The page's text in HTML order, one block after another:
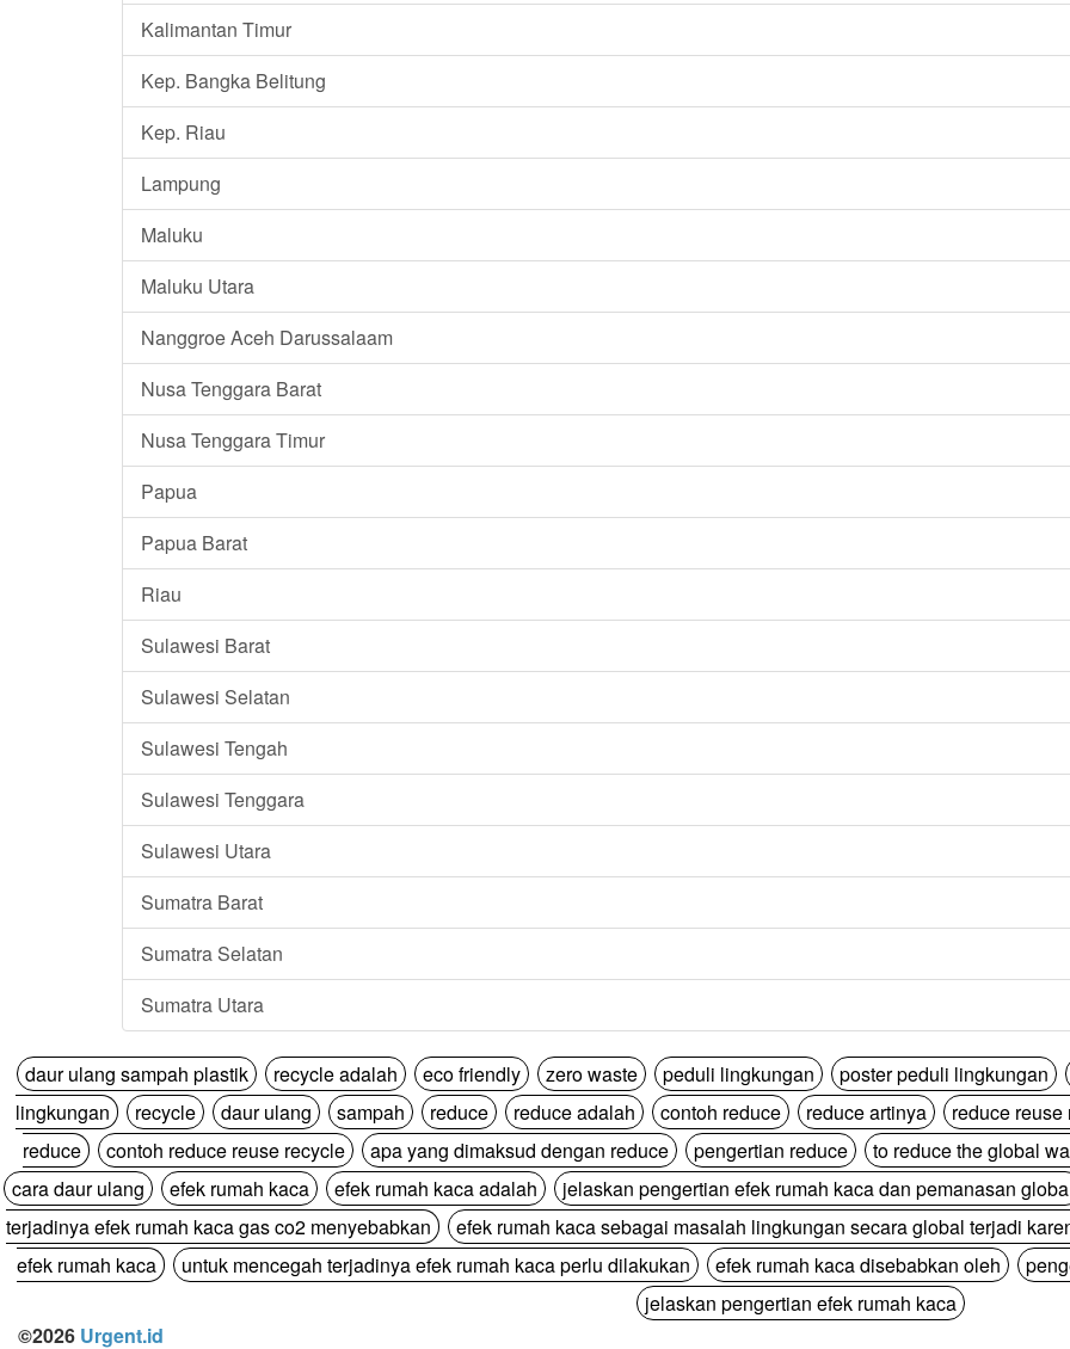
Kalimantan Timur
Kep. Bangka Belitung
Kep. Riau
Lampung
Maluku
Maluku Utara
Nanggroe Aceh Darussalaam
Nusa Tenggara Barat
Nusa Tenggara Timur
Papua
Papua Barat
Riau
Sulawesi Barat
Sulawesi Selatan
Sulawesi Tengah
Sulawesi Tenggara
Sulawesi Utara
Sumatra Barat
Sumatra Selatan
Sumatra Utara
daur ulang sampah plastik recycle adalah eco friendly zero waste peduli lingkungan
poster peduli lingkungan
lingkungan
recycle daur ulang sampah reduce reduce adalah contoh reduce reduce artinya
reduce
reduce
contoh reduce reuse recycle apa yang dimaksud dengan reduce pengertian reduce
to reduce the global
cara daur ulang
efek rumah kaca efek rumah kaca adalah
jelaskan pengertian efek rumah kaca dan pemanasan
terjadinya efek rumah kaca gas co2 menyebabkan
efek rumah kaca sebagai masalah lingkungan secara global terjadi
efek rumah kaca
untuk mencegah terjadinya efek rumah kaca perlu dilakukan efek rumah kaca disebabkan oleh
jelaskan pengertian efek rumah kaca
©2026 Urgent.id